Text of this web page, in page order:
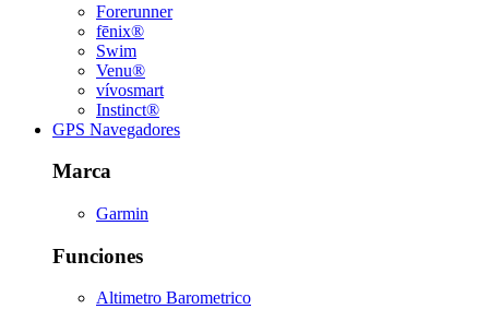
Forerunner
fēnix®
Swim
Venu®
vívosmart
Instinct®
GPS Navegadores
Marca
Garmin
Funciones
Altimetro Barometrico